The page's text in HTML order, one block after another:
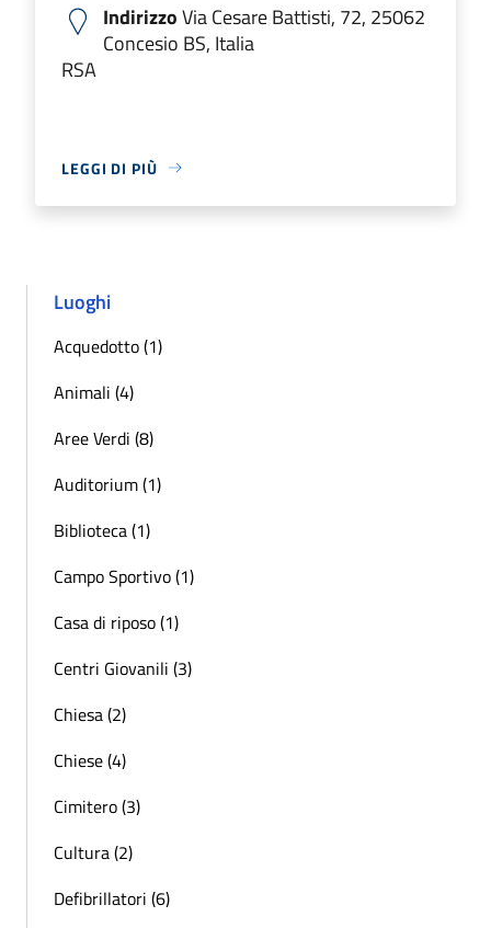
IndirizzoVia Cesare Battisti, 72, 25062
Concesio BS, Italia
RSA
LEGGI DI PIÙ
Luoghi
Acquedotto (1)
Animali (4)
Aree Verdi (8)
Auditorium (1)
Biblioteca (1)
Campo Sportivo (1)
Casa di riposo (1)
Centri Giovanili (3)
Chiesa (2)
Chiese (4)
Cimitero (3)
Cultura (2)
Defibrillatori (6)